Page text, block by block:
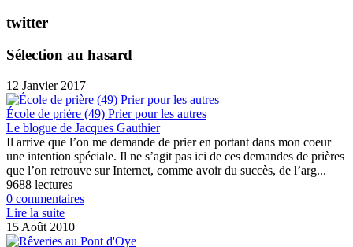
twitter
Sélection au hasard
12 Janvier 2017
École de prière (49) Prier pour les autres
Le blogue de Jacques Gauthier
Il arrive que l’on me demande de prier en portant dans mon coeur
une intention spéciale. Il ne s’agit pas ici de ces demandes de prières
que l’on retrouve sur Internet, comme avoir du succès, de l’arg...
9688 lectures
0 commentaires
Lire la suite
15 Août 2010